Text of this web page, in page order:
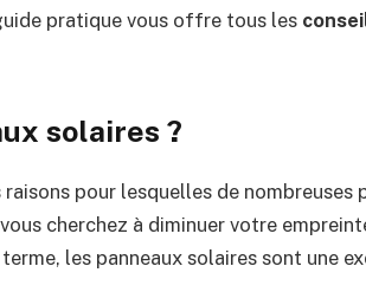
pratique vous offre tous les
solaires ?
pour lesquelles de nombreuses
cherchez à diminuer votre
les panneaux solaires sont une